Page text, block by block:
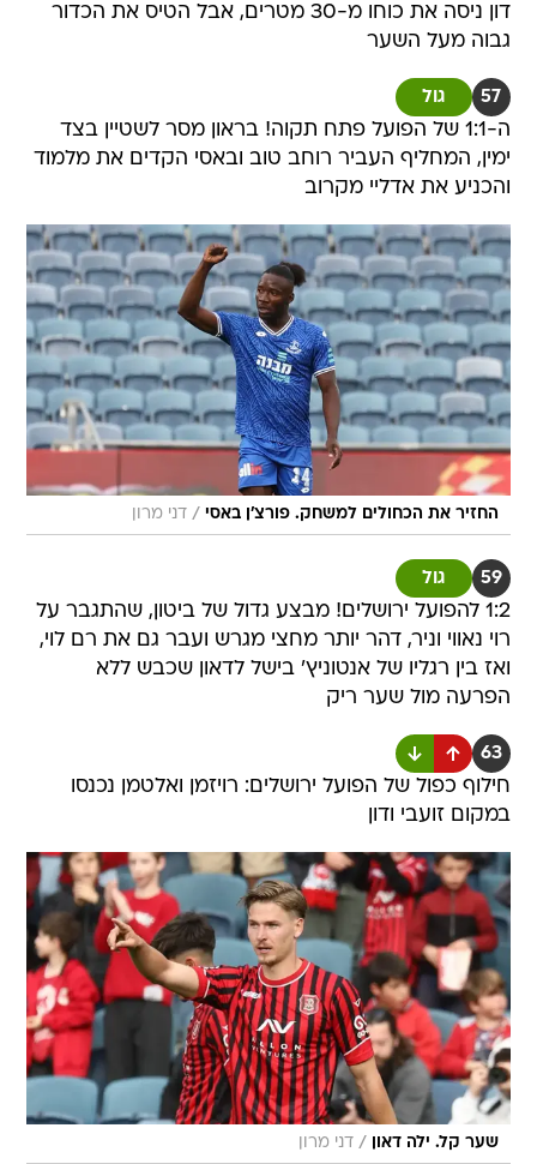
דון ניסה את כוחו מ-30 מטרים, אבל הטיס את הכדור
גבוה מעל השער
57 גול
ה-1:1 של הפועל פתח תקוה! בראון מסר לשטיין בצד
ימין, המחליף העביר רוחב טוב ובאסי הקדים את מלמוד
והכניע את אדליי מקרוב
החזיר את הכחולים למשחק. פורצ'ן באסי / דני מרון
59 גול
1:2 להפועל ירושלים! מבצע גדול של ביטון, שהתגבר על
רוי נאווי וניר, דהר יותר מחצי מגרש ועבר גם את רם לוי,
ואז בין רגליו של אנטוניץ' בישל לדאון שכבש ללא
הפרעה מול שער ריק
63
חילוף כפול של הפועל ירושלים: רויזמן ואלטמן נכנסו
במקום זועבי ודון
שער קל. ילה דאון / דני מרון